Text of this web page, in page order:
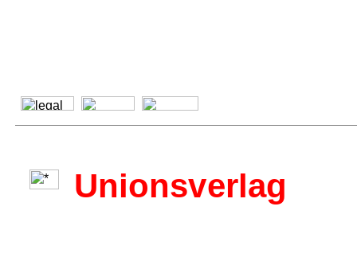
Unionsverlag